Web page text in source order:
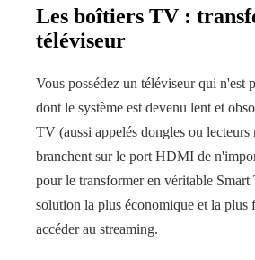
Les boîtiers TV :
téléviseur
Vous possédez un téléviseur qui n'est
dont le système est devenu lent et
TV (aussi appelés dongles ou lecteurs
branchent sur le port HDMI de
pour le transformer en véritable Smart
solution la plus économique et la plus
accéder au streaming.